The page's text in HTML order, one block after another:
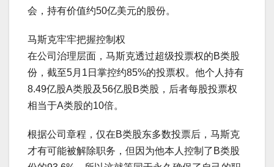
会，持有价值约50亿美元的股份。
马斯克牢牢把握控制权
在公司治理层面，马斯克透过超级投票权的B类股
份，截至5月1日掌控约85%的投票权。他个人持有
8.49亿股A类股及56亿股B类股，后者每股投票权
相当于A类股的10倍。
根据公司章程，仅在B类股东多数投票后，马斯克
才有可能被解除职务，但因为他本人控制了B类股